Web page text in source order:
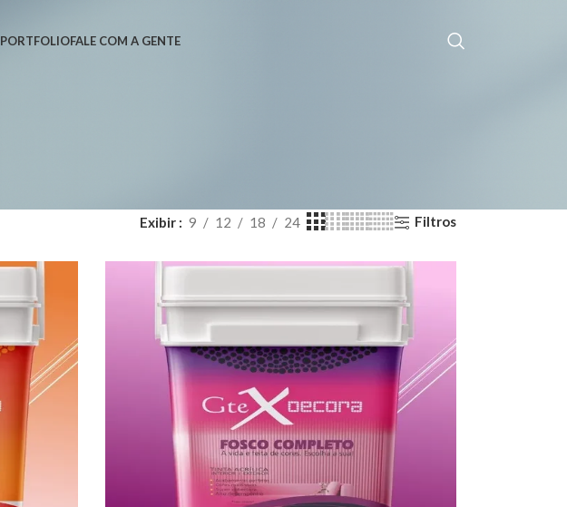
PORTFOLIOFALE COM A GENTE
Exibir 9 12 18 24 Filtros